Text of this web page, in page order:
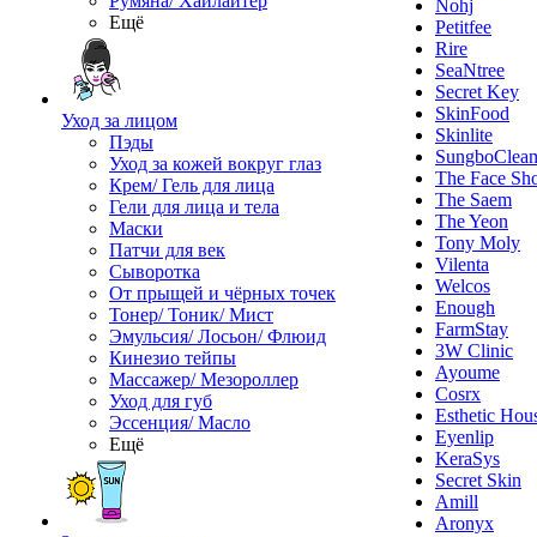
Ещё
Уход за лицом
Пэды
Уход за кожей вокруг глаз
Крем/ Гель для лица
Гели для лица и тела
Маски
Патчи для век
Сыворотка
От прыщей и чёрных точек
Тонер/ Тоник/ Мист
Эмульсия/ Лосьон/ Флюид
Кинезио тейпы
Массажер/ Мезороллер
Уход для губ
Эссенция/ Масло
Ещё
Nohj
Petitfee
Rire
SeaNtree
Secret Key
SkinFood
Skinlite
The Face
The Saem
The Yeon
Tony Moly
Vilenta
Welcos
Enough
FarmStay
3W Clinic
Ayoume
Cosrx
Esthetic
Eyenlip
KeraSys
Secret Skin
Amill
Aronyx